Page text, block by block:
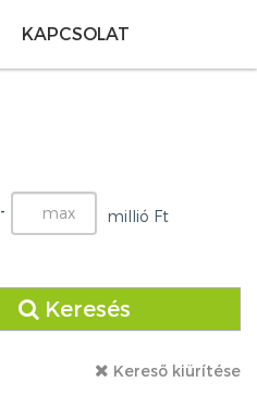
KAPCSOLAT
-
millió Ft
Keresés
Kereső kiürítése